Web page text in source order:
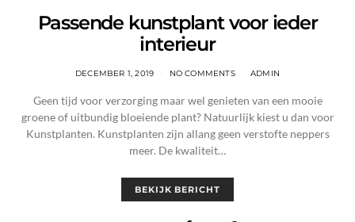
Passende kunstplant voor ieder
interieur
DECEMBER 1, 2019 NO COMMENTS ADMIN
Geen tijd voor verzorging maar wel genieten van een mooie
groene of uitbundig bloeiende plant? Natuurlijk kiest u dan voor
Kunstplanten. Kunstplanten zijn allang geen verstofte neppers
meer. De kwaliteit…
BEKIJK BERICHT